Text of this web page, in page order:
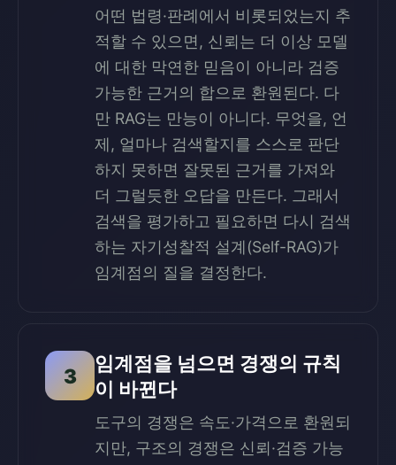
어떤 법령·판례에서 비롯되었는지 추
적할 수 있으면, 신뢰는 더 이상 모델
에 대한 막연한 믿음이 아니라 검증
가능한 근거의 합으로 환원된다. 다
만 RAG는 만능이 아니다. 무엇을, 언
제, 얼마나 검색할지를 스스로 판단
하지 못하면 잘못된 근거를 가져와
더 그럴듯한 오답을 만든다. 그래서
검색을 평가하고 필요하면 다시 검색
하는 자기성찰적 설계(Self-RAG)가
임계점의 질을 결정한다.
3
임계점을 넘으면 경쟁의 규칙
이 바뀐다
도구의 경쟁은 속도·가격으로 환원되
지만, 구조의 경쟁은 신뢰·검증 가능